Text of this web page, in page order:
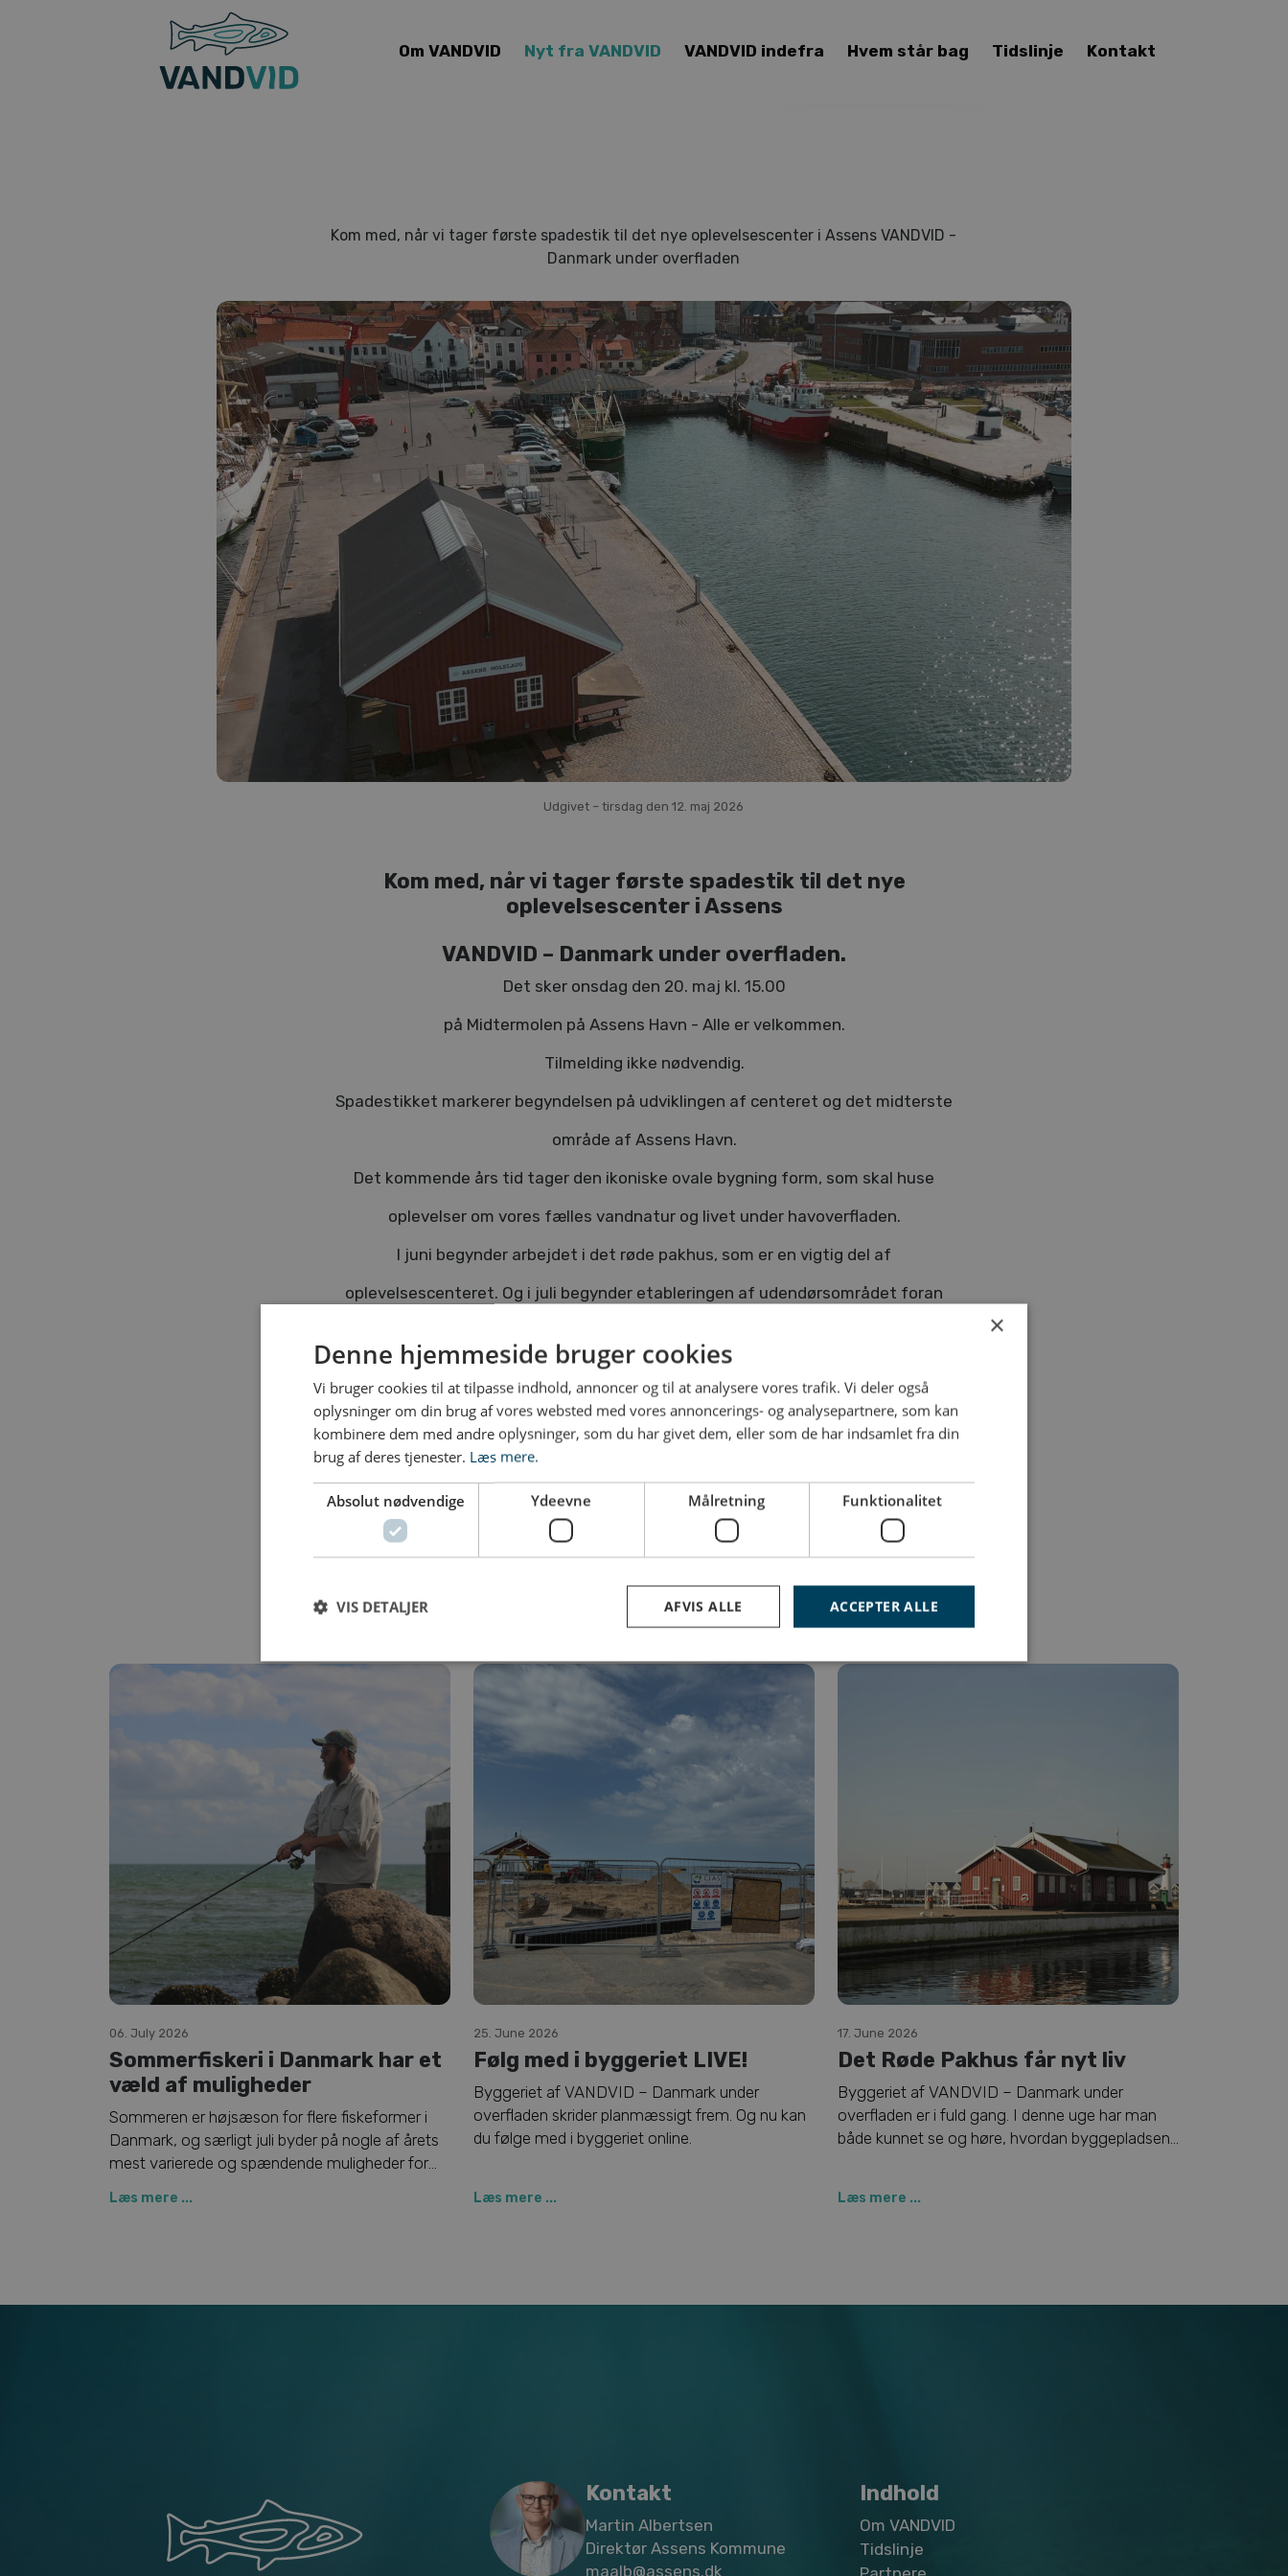
Om VANDVID Nyt fra VANDVID VANDVID indefra Hvem står bag Tidslinje Kontakt
Kom med, når vi tager første spadestik til det nye oplevelsescenter i Assens VANDVID -
Danmark under overfladen
Udgivet – tirsdag den 12. maj 2026
Kom med, når vi tager første spadestik til det nye
oplevelsescenter i Assens
VANDVID – Danmark under overfladen.
Det sker onsdag den 20. maj kl. 15.00
på Midtermolen på Assens Havn - Alle er velkommen.
Tilmelding ikke nødvendig.
Spadestikket markerer begyndelsen på udviklingen af centeret og det midterste
område af Assens Havn.
Det kommende års tid tager den ikoniske ovale bygning form, som skal huse
oplevelser om vores fælles vandnatur og livet under havoverfladen.
I juni begynder arbejdet i det røde pakhus, som er en vigtig del af
oplevelsescenteret. Og i juli begynder etableringen af udendørsområdet foran
Vi glæder os til at se jer.
Med venlig hilsen
Fonden Det Nationale Kyst- og Lystfiskercenter, Assens P/S
RELATEREDE NYEDER
06. July 2026
Sommerfiskeri i Danmark har et
væld af muligheder
Sommeren er højsæson for flere fiskeformer i
Danmark, og særligt juli byder på nogle af årets
mest varierede og spændende muligheder for
Læs mere ...
25. June 2026
Følg med i byggeriet LIVE!
Byggeriet af VANDVID – Danmark under
overfladen skrider planmæssigt frem. Og nu kan
du følge med i byggeriet online.
Læs mere ...
17. June 2026
Det Røde Pakhus får nyt liv
Byggeriet af VANDVID – Danmark under
overfladen er i fuld gang. I denne uge har man
både kunnet se og høre, hvordan byggepladsen
Læs mere ...
Kontakt
Martin Albertsen
Direktør Assens Kommune
maalb@assens.dk
Indhold
Om VANDVID
Tidslinje
×
Denne hjemmeside bruger cookies
Vi bruger cookies til at tilpasse indhold, annoncer og til at analysere vores trafik. Vi deler også
oplysninger om din brug af vores websted med vores annoncerings- og analysepartnere, som kan
kombinere dem med andre oplysninger, som du har givet dem, eller som de har indsamlet fra din
brug af deres tjenester. Læs mere.
Absolut nødvendige Ydeevne Målretning Funktionalitet
ACCEPTER ALLE
AFVIS ALLE
VIS DETALJER